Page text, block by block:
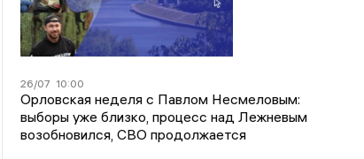
26/07 10:00
Орловская неделя с Павлом Несмеловым:
выборы уже близко, процесс над Лежневым
возобновился, СВО продолжается